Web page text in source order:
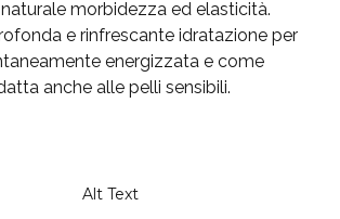
morbidezza ed elasticità.
e rinfrescante idratazione per
energizzata e come
anche alle pelli sensibili.